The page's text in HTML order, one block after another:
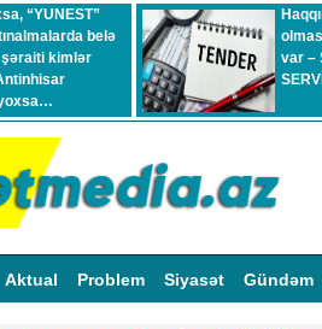
“YUNEST”
belə
kimlər
var –
Aktual Problem Siyasət Gündəm